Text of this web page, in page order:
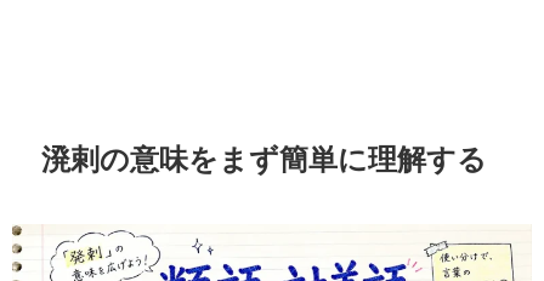
溌剌の意味をまず簡単に理解する